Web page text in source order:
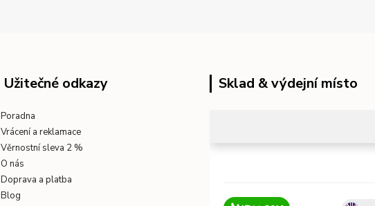
Užitečné odkazy
Poradna
Vrácení a reklamace
Věrnostní sleva 2 %
O nás
Doprava a platba
Blog
Sklad & výdejní místo